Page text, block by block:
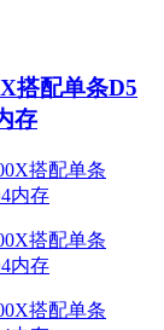
搭配单条D5
存